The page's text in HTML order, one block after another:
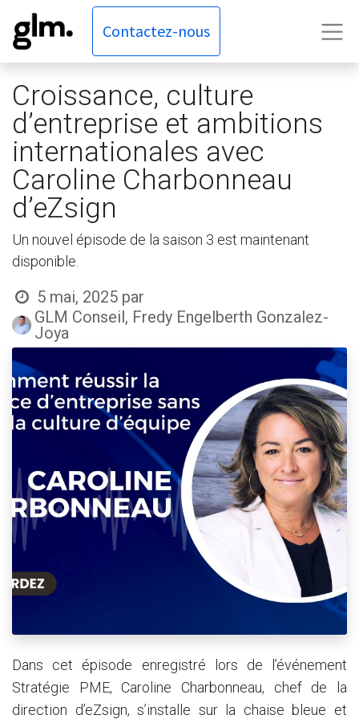
Contactez-nous
Croissance, culture
d’entreprise et ambitions
internationales avec
Caroline Charbonneau
d’eZsign
Un nouvel épisode de la saison 3 est maintenant
disponible.
5 mai, 2025 par
GLM Conseil, Fredy Engelberth Gonzalez-
Joya
Dans cet épisode enregistré lors de l’événement
Stratégie PME, Caroline Charbonneau, chef de la
direction d’eZsign, s’installe sur la chaise bleue et